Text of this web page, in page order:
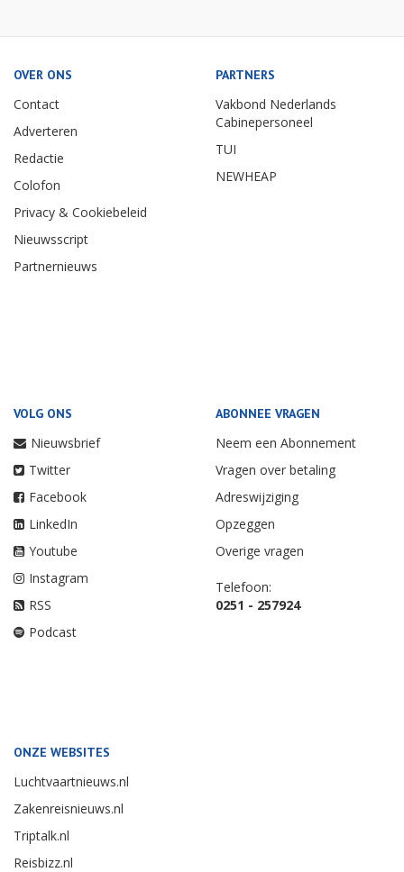
OVER ONS
Contact
Adverteren
Redactie
Colofon
Privacy & Cookiebeleid
Nieuwsscript
Partnernieuws
PARTNERS
Vakbond Nederlands
Cabinepersoneel
TUI
NEWHEAP
VOLG ONS
Nieuwsbrief
Twitter
Facebook
LinkedIn
Youtube
Instagram
RSS
Podcast
ABONNEE VRAGEN
Neem een Abonnement
Vragen over betaling
Adreswijziging
Opzeggen
Overige vragen
Telefoon:
0251 - 257924
ONZE WEBSITES
Luchtvaartnieuws.nl
Zakenreisnieuws.nl
Triptalk.nl
Reisbizz.nl